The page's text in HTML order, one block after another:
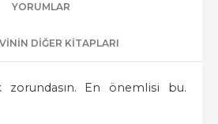
YORUMLAR
DIĞER KITAPLARI
zorundasın. En önemlisi bu.